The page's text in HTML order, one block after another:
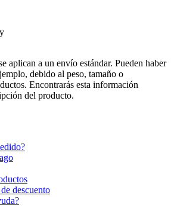
aplican a un envío estándar. Pueden haber
debido al peso, tamaño o
Encontrarás esta información
del producto.
descuento